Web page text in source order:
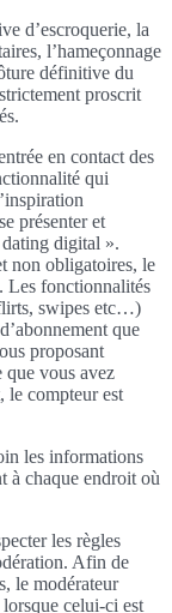
d’escroquerie, la
l’hameçonnage
définitive du
proscrit
en contact des
qui
présenter et
digital ».
non obligatoires, le
Les fonctionnalités
swipes etc…)
que
proposant
que vous avez
le compteur est
les informations
à chaque endroit où
les règles
Afin de
le modérateur
celui-ci est